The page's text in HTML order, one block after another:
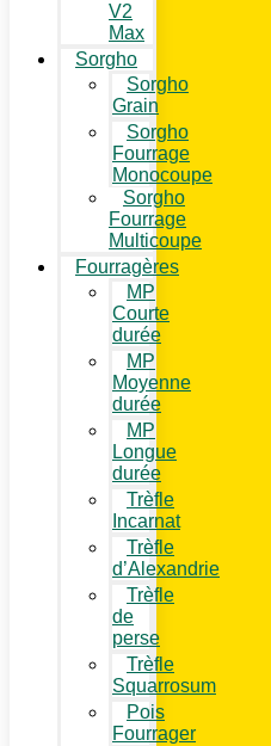
V2
Max
Sorgho
Sorgho
Grain
Sorgho
Fourrage
Monocoupe
Sorgho
Fourrage
Multicoupe
Fourragères
MP
Courte
durée
MP
Moyenne
durée
MP
Longue
durée
Trèfle
Incarnat
Trèfle
d’Alexandrie
Trèfle
de
perse
Trèfle
Squarrosum
Pois
Fourrager